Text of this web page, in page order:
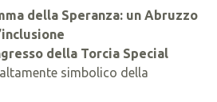
della Speranza: un Abruzzo
della Torcia Special
simbolico della